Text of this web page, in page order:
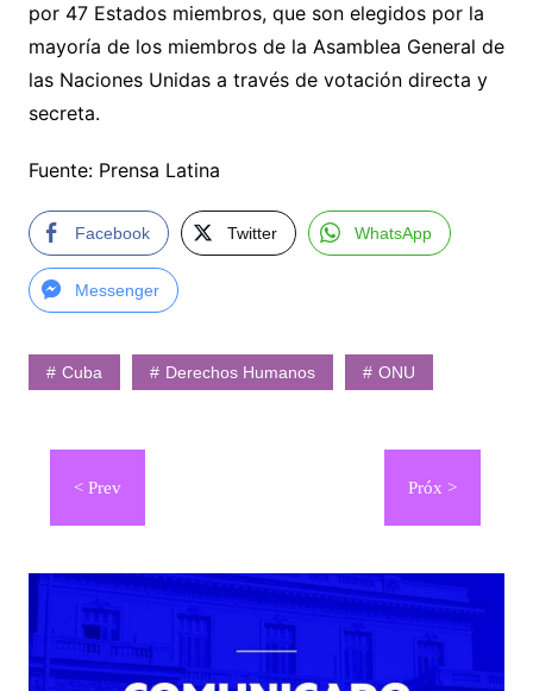
por 47 Estados miembros, que son elegidos por la
mayoría de los miembros de la Asamblea General de
las Naciones Unidas a través de votación directa y
secreta.
Fuente: Prensa Latina
Facebook Twitter WhatsApp
Messenger
Cuba Derechos Humanos ONU
Navegación
entradas